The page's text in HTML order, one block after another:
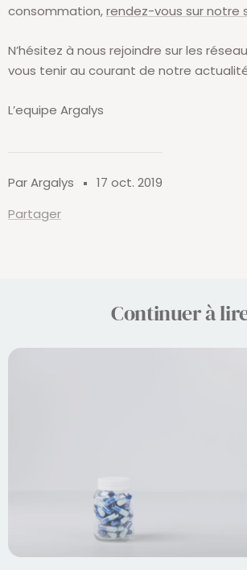
Par Argalys
17 oct. 2019
Partager
consommation,rendez-vous sur notre
N’hésitez à nous rejoindre sur les
vous tenir au courant de notre
L’equipe Argalys
Continuer à